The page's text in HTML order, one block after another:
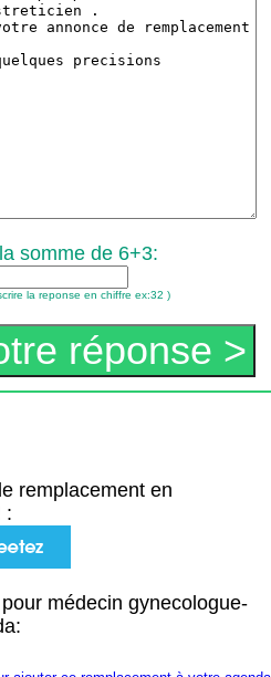
somme de 6+3:
la reponse en chiffre ex:32 )
remplacement en
:
médecin gynecologue-